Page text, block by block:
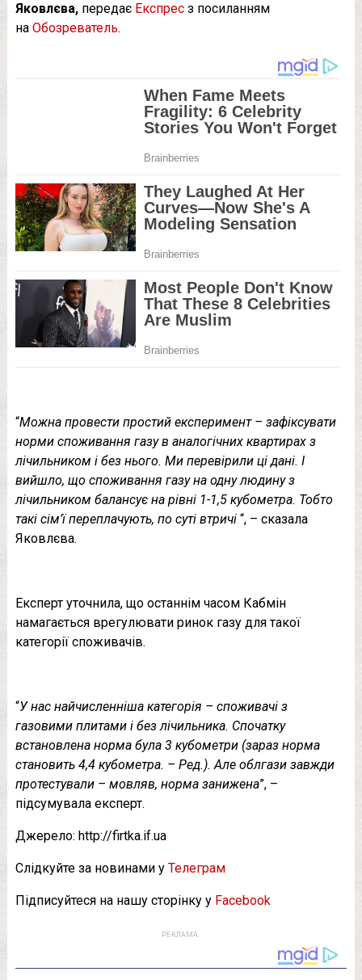
Яковлєва,передає Експресз посиланням
на Обозреватель.
“Можна провести простий експеримент – зафіксувати
норми споживання газу в аналогічних квартирах з
лічильником і без нього. Ми перевірили ці дані. І
вийшло, що споживання газу на одну людину з
лічильником балансує на рівні 1-1,5 кубометра. Тобто
такі сім’ї переплачують, по суті втричі“, – сказала
Яковлєва.
Експерт уточнила, що останнім часом Кабмін
намагається врегулювати ринок газу для такої
категорії споживачів.
“У нас найчисленніша категорія – споживачі з
газовими плитами і без лічильника. Спочатку
встановлена норма була 3 кубометри (зараз норма
становить 4,4 кубометра. – Ред.). Але облгази завжди
протестували – мовляв, норма занижена”, –
підсумувала експерт.
Джерело: http://firtka.if.ua
Слідкуйте за новинами у Телеграм
Підписуйтеся на нашу сторінку у Facebook
РЕКЛАМА: